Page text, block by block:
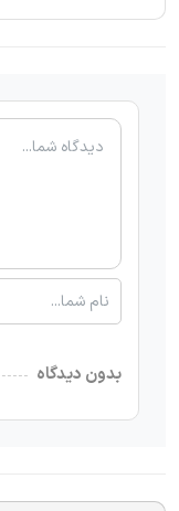
بدون دیدگاه